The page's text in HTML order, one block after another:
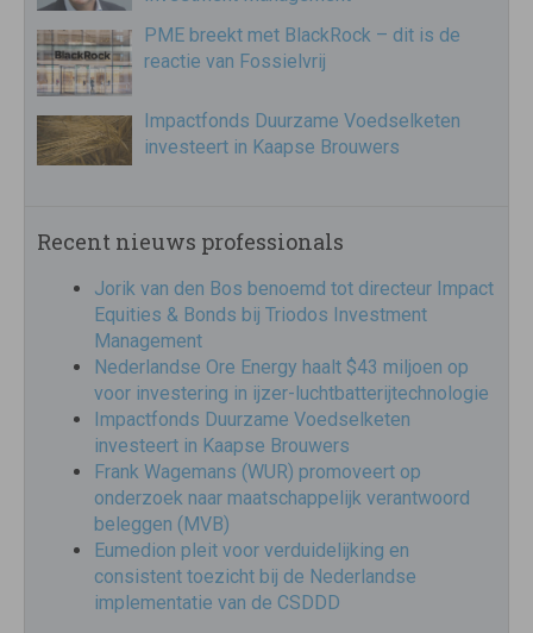
PME breekt met BlackRock – dit is de
reactie van Fossielvrij
Impactfonds Duurzame Voedselketen
investeert in Kaapse Brouwers
Recent nieuws professionals
Jorik van den Bos benoemd tot directeur Impact
Equities & Bonds bij Triodos Investment
Management
Nederlandse Ore Energy haalt $43 miljoen op
voor investering in ijzer-luchtbatterijtechnologie
Impactfonds Duurzame Voedselketen
investeert in Kaapse Brouwers
Frank Wagemans (WUR) promoveert op
onderzoek naar maatschappelijk verantwoord
beleggen (MVB)
Eumedion pleit voor verduidelijking en
consistent toezicht bij de Nederlandse
implementatie van de CSDDD